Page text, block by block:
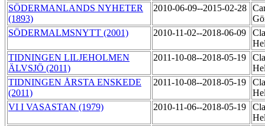
SÖDERMANLANDS NYHETER
(1893)
2010-06-09--2015-02-28
SÖDERMALMSNYTT (2001)
2010-11-02--2018-06-09
TIDNINGEN LILJEHOLMEN
ÄLVSJÖ (2011)
2011-10-08--2018-05-19
TIDNINGEN ÅRSTA ENSKEDE
(2011)
2011-10-08--2018-05-19
VI I VASASTAN (1979)
2010-11-06--2018-05-19